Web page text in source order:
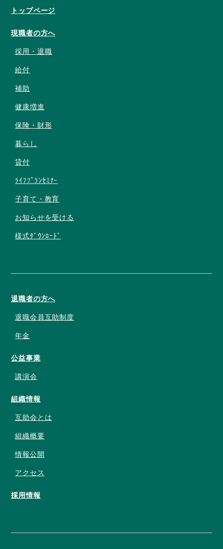
トップページ
現職者の方へ
採用・退職
給付
補助
健康増進
保険・財形
暮らし
貸付
ﾗｲﾌﾌﾟﾗﾝｾﾐﾅｰ
子育て・教育
お知らせを受ける
様式ﾀﾞｳﾝﾛｰﾄﾞ
退職者の方へ
退職会員互助制度
年金
公益事業
講演会
組織情報
互助会とは
組織概要
情報公開
アクセス
採用情報